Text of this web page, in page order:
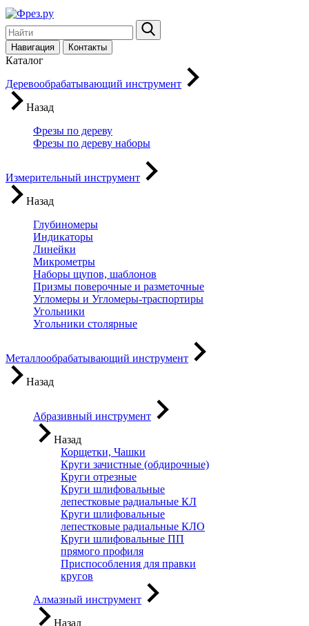
Навигация Контакты
Каталог
Деревообрабатывающий инструмент
Назад
Фрезы по дереву
Фрезы по дереву наборы
Измерительный инструмент
Назад
Глубиномеры
Индикаторы
Линейки
Микрометры
Наборы щупов, шаблонов
Призмы поверочные и разметочные
Угломеры и Угломеры-траспортиры
Угольники
Угольники столярные
Металлообрабатывающий инструмент
Назад
Абразивный инструмент
Назад
Корщетки, Чашки
Круги зачистные (обдирочные)
Круги отрезные
Круги шлифовальные
лепестковые радиальные КЛ
Круги шлифовальные
лепестковые радиальные КЛО
Круги шлифовальные ПП
прямого профиля
Приспособления для правки
кругов
Алмазный инструмент
Назад